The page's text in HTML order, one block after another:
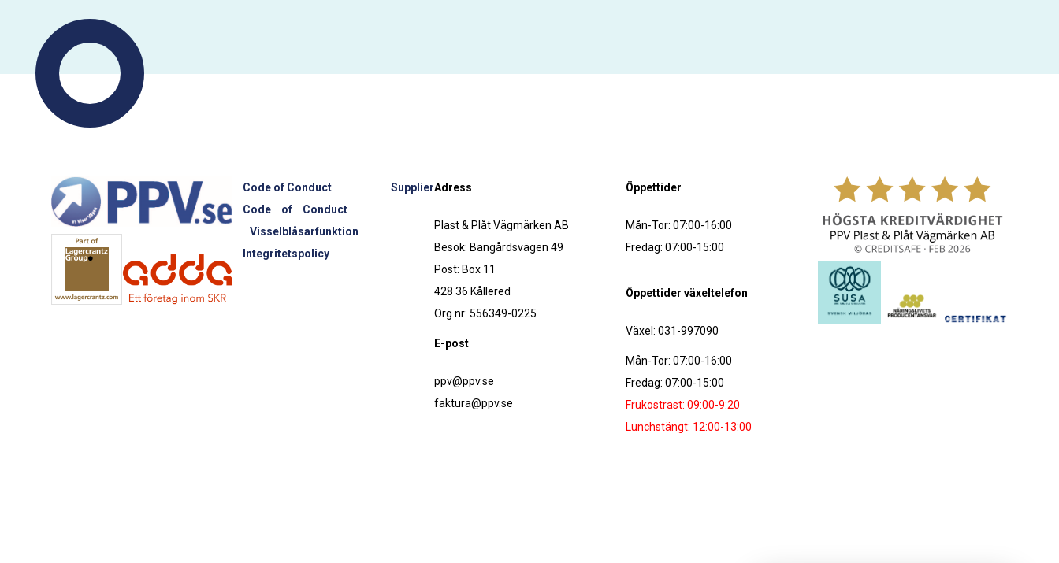
Code of Conduct
Supplier
Code of Conduct
Visselblåsarfunktion
Integritetspolicy
Adress
Plast & Plåt Vägmärken AB
Besök: Bangårdsvägen 49
Post: Box 11
428 36 Kållered
Org.nr: 556349-0225
E-post
ppv@ppv.se
faktura@ppv.se
Öppettider
Mån-Tor: 07:00-16:00
Fredag: 07:00-15:00
Öppettider växeltelefon
Växel: 031-997090
Mån-Tor: 07:00-16:00
Fredag: 07:00-15:00
Frukostrast: 09:00-9:20
Lunchstängt: 12:00-13:00